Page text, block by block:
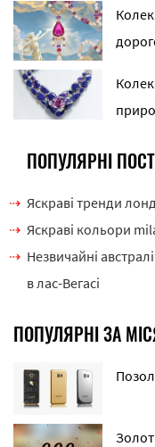
ПОПУЛЯРНІ
Яскраві тренди
Яскраві кольори
Незвичайні
в лас-Вегасі
ПОПУЛЯРНІ ЗА